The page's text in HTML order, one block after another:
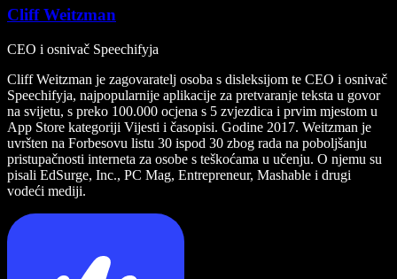
Cliff Weitzman
CEO i osnivač Speechifyja
Cliff Weitzman je zagovaratelj osoba s disleksijom te CEO i osnivač
Speechifyja, najpopularnije aplikacije za pretvaranje teksta u govor
na svijetu, s preko 100.000 ocjena s 5 zvjezdica i prvim mjestom u
App Store kategoriji Vijesti i časopisi. Godine 2017. Weitzman je
uvršten na Forbesovu listu 30 ispod 30 zbog rada na poboljšanju
pristupačnosti interneta za osobe s teškoćama u učenju. O njemu su
pisali EdSurge, Inc., PC Mag, Entrepreneur, Mashable i drugi
vodeći mediji.